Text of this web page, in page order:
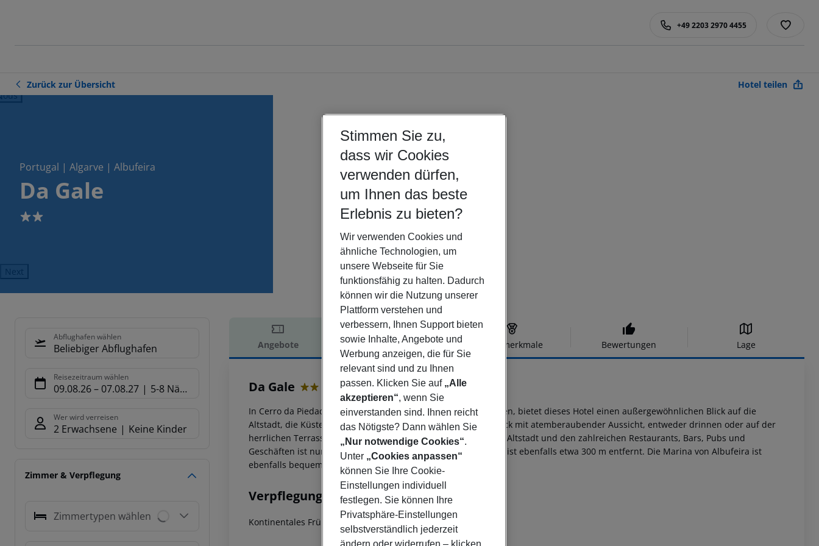
+49 2203 2970 4455
Zurück zur Übersicht Hotel teilen
Portugal | Algarve | Albufeira
Da Gale
2
Next
Abflughafen wählen
Beliebiger Abflughafen
Reisezeitraum wählen
09.08.26– 07.08.27 5-8 Nächte
Wer wird verreisen
2 Erwachsene Keine Kinder
Zimmer & Verpflegung
Zimmertypen wählen
Angebote Hotelbeschreibung Hotelmerkmale Bewertungen Lage
Hotelbeschreibung
Da Gale
In Cerro da Piedade, dem höchsten Punkt von Albufeira, gelegen, bietet dieses Hotel einen außergewöhnlichen Blick auf die
Altstadt, die Küste und das offene Meer. Genießt euer Frühstück mit atemberaubender Aussicht, entweder drinnen oder auf der
herrlichen Terrasse. Das Stadtzentrum mit seiner historischen Altstadt und den zahlreichen Restaurants, Bars, Pubs und
Geschäften ist nur 300 m entfernt. Der Strand Praia do Peneco ist ebenfalls etwa 300 m entfernt. Die Marina von Albufeira ist
ebenfalls bequem erreichbar.
Verpflegung
Kontinentales Frühstück: 08:00:00 - 10:00:00Frühstück
Stimmen Sie zu,
dass wir Cookies
verwenden dürfen,
um Ihnen das beste
Erlebnis zu bieten?
Wir verwenden Cookies und
ähnliche Technologien, um
unsere Webseite für Sie
funktionsfähig zu halten. Dadurch
können wir die Nutzung unserer
Plattform verstehen und
verbessern, Ihnen Support bieten
sowie Inhalte, Angebote und
Werbung anzeigen, die für Sie
relevant sind und zu Ihnen
passen. Klicken Sie auf „Alle
akzeptieren“, wenn Sie
einverstanden sind. Ihnen reicht
das Nötigste? Dann wählen Sie
„Nur notwendige Cookies“.
Unter „Cookies anpassen“
können Sie Ihre Cookie-
Einstellungen individuell
festlegen. Sie können Ihre
Privatsphäre-Einstellungen
selbstverständlich jederzeit
ändern oder widerrufen – klicken